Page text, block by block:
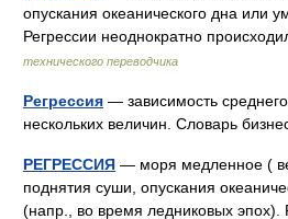
опускания океанического дна или
Регрессии неоднократно
технического переводчика
Регрессия — зависимость
нескольких величин. Словарь
РЕГРЕССИЯ — моря медленное (
поднятия суши, опускания
(напр., во время ледниковых